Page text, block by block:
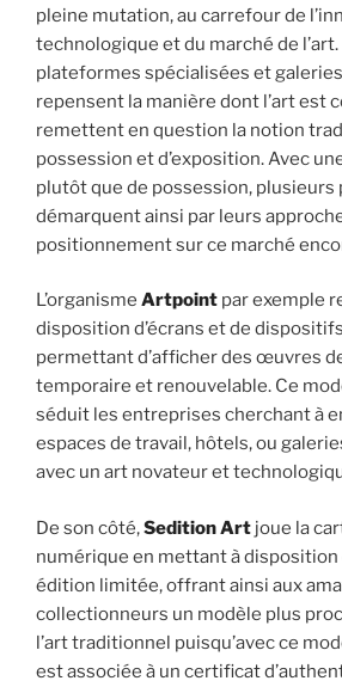
pleine mutation, au carrefour de
technologique et du marché de
plateformes spécialisées et
repensent la manière dont l’art est
remettent en question la notion
possession et d’exposition. Avec
plutôt que de possession,
démarquent ainsi par leurs
positionnement sur ce marché
L’organisme Artpoint par exemple
disposition d’écrans et de
permettant d’afficher des œuvres
temporaire et renouvelable. Ce
séduit les entreprises cherchant à
espaces de travail, hôtels, ou
avec un art novateur et
De son côté,Sedition Art joue la
numérique en mettant à
édition limitée, offrant ainsi aux
collectionneurs un modèle plus
l’art traditionnel puisqu’avec ce
est associée à un certificat